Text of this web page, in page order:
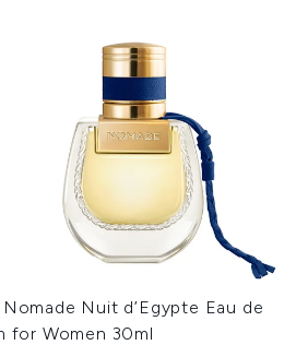
Nuit d’Egypte Eau de
for Women 30ml